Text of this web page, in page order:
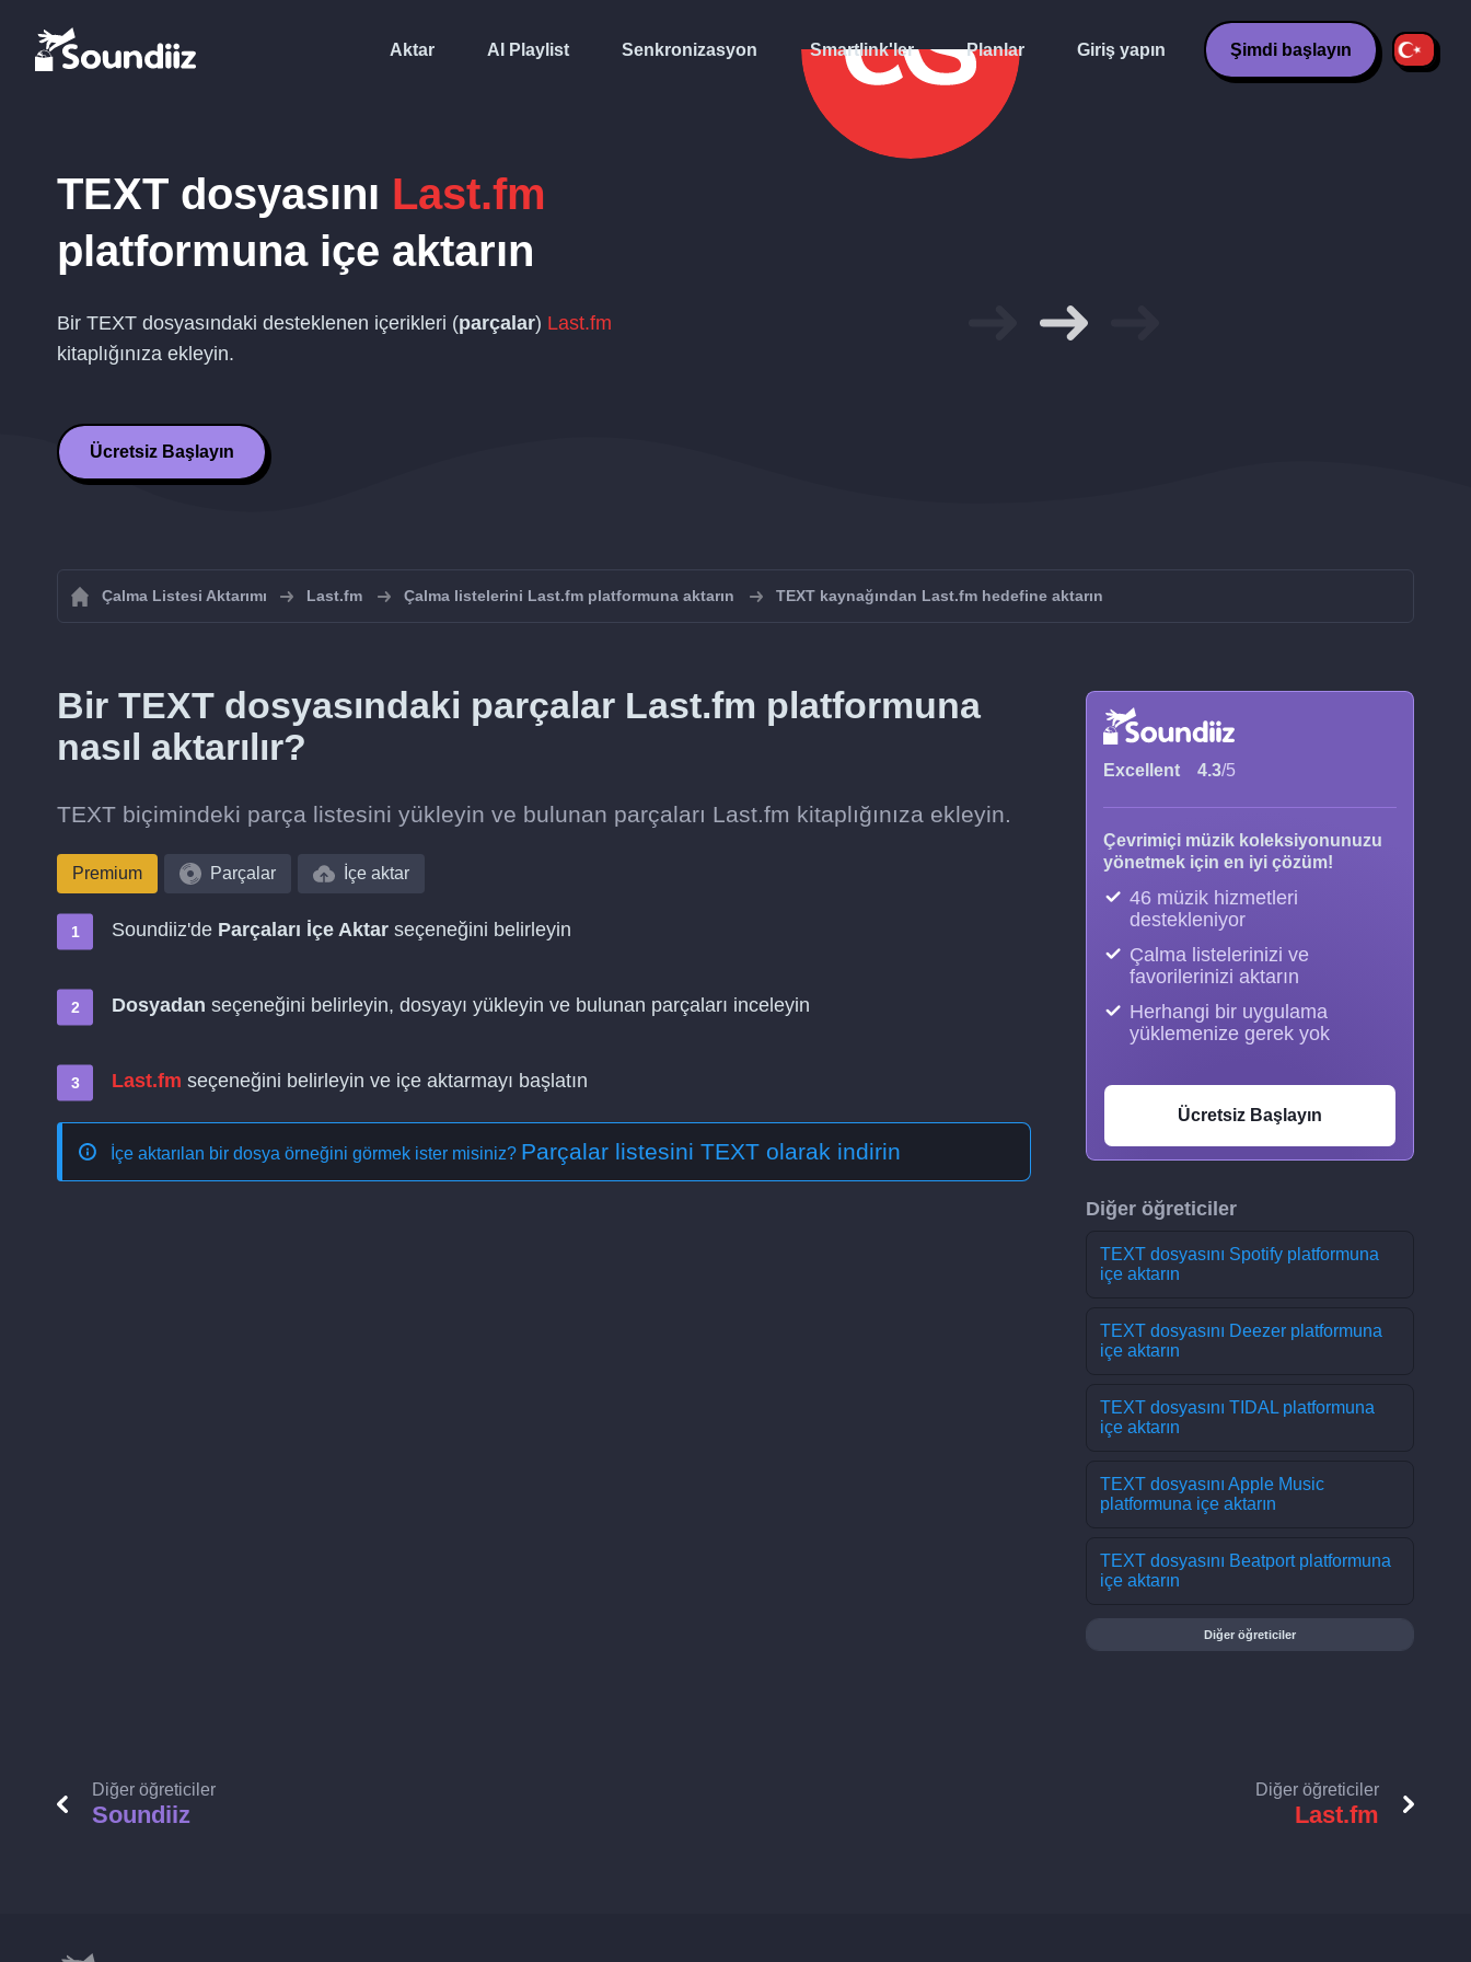
Aktar AI Playlist Senkronizasyon Smartlink'ler Planlar Giriş yapın Şimdi başlayın
TEXT dosyasını Last.fm
platformuna içe aktarın
Bir TEXT dosyasındaki desteklenen içerikleri (parçalar) Last.fm
kitaplığınıza ekleyin.
Ücretsiz Başlayın
Çalma Listesi Aktarımı Last.fm Çalma listelerini Last.fm platformuna aktarın TEXT kaynağından Last.fm hedefine aktarın
Bir TEXT dosyasındaki parçalar Last.fm platformuna
nasıl aktarılır?
TEXT biçimindeki parça listesini yükleyin ve bulunan parçaları Last.fm kitaplığınıza ekleyin.
Premium Parçalar İçe aktar
Soundiiz'de Parçaları İçe Aktar seçeneğini belirleyin
Dosyadan seçeneğini belirleyin, dosyayı yükleyin ve bulunan parçaları inceleyin
Last.fm seçeneğini belirleyin ve içe aktarmayı başlatın
İçe aktarılan bir dosya örneğini görmek ister misiniz? Parçalar listesini TEXT olarak indirin
Excellent 4.3/5
Çevrimiçi müzik koleksiyonunuzu
yönetmek için en iyi çözüm!
46 müzik hizmetleri
destekleniyor
Çalma listelerinizi ve
favorilerinizi aktarın
Herhangi bir uygulama
yüklemenize gerek yok
Ücretsiz Başlayın
Diğer öğreticiler
TEXT dosyasını Spotify platformuna
içe aktarın
TEXT dosyasını Deezer platformuna
içe aktarın
TEXT dosyasını TIDAL platformuna
içe aktarın
TEXT dosyasını Apple Music
platformuna içe aktarın
TEXT dosyasını Beatport platformuna
içe aktarın
Diğer öğreticiler
Diğer öğreticiler
Soundiiz
Diğer öğreticiler
Last.fm